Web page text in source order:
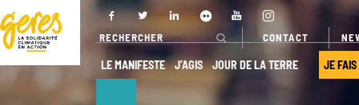
CONTACT
LE MANIFESTE J’AGIS JOUR DE LA TERRE JE FAIS